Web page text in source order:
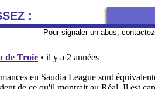
:
Pour signaler un abus, contactez